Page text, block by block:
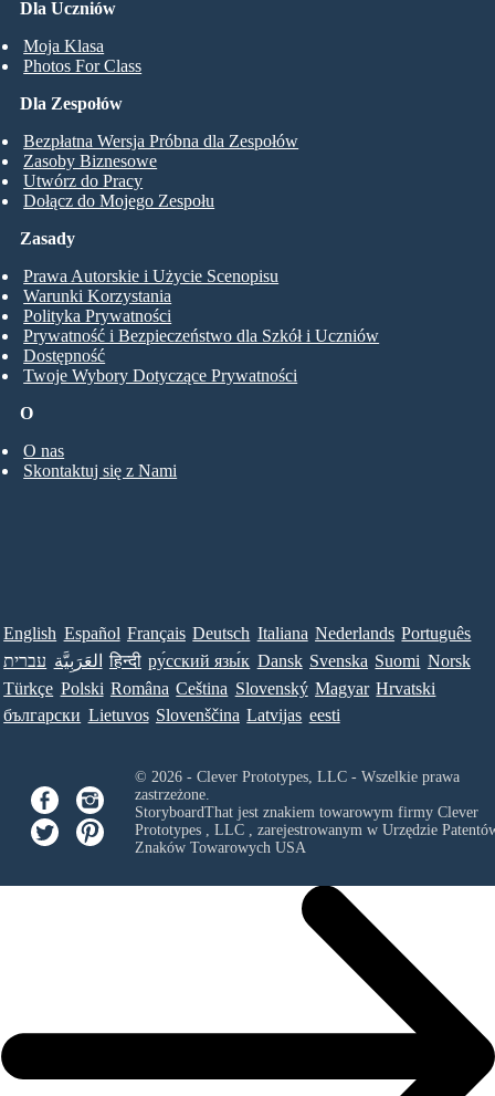
Dla Uczniów
Moja Klasa
Photos For Class
Dla Zespołów
Bezpłatna Wersja Próbna dla Zespołów
Zasoby Biznesowe
Utwórz do Pracy
Dołącz do Mojego Zespołu
O
O nas
Skontaktuj się z Nami
Zasady
Prawa Autorskie i Użycie Scenopisu
Warunki Korzystania
Polityka Prywatności
Prywatność i Bezpieczeństwo dla Szkół i Uczniów
Dostępność
Twoje Wybory Dotyczące Prywatności
English Español Français Deutsch Italiana Nederlands Português
עברית العَرَبِيَّة हिन्दी ру́сский язы́к Dansk Svenska Suomi Norsk
Türkçe Polski Româna Ceština Slovenský Magyar Hrvatski
български Lietuvos Slovenščina Latvijas eesti
© 2026 - Clever Prototypes, LLC - Wszelkie prawa
zastrzeżone.
StoryboardThat jest znakiem towarowym firmy Clever
Prototypes , LLC, zarejestrowanym w Urzędzie
Znaków Towarowych USA